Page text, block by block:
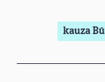
kauza